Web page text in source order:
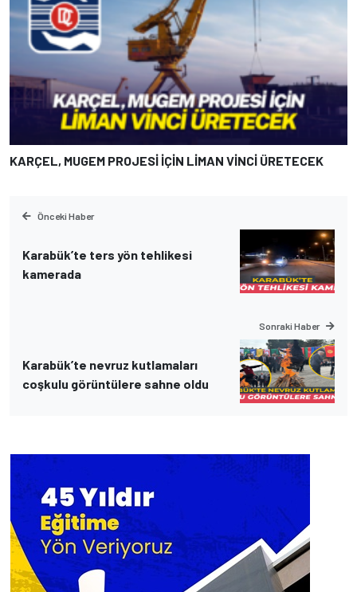
KARÇEL, MUGEM PROJESİ İÇİN LİMAN VİNCİ ÜRETECEK
Önceki Haber
Karabük’te ters yön tehlikesi
kamerada
Sonraki Haber
Karabük’te nevruz kutlamaları
coşkulu görüntülere sahne oldu